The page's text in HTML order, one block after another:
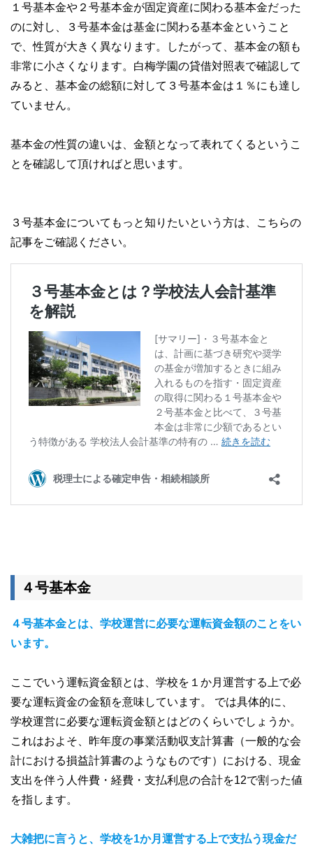
１号基本金や２号基本金が固定資産に関わる基本金だった
のに対し、３号基本金は基金に関わる基本金ということ
で、性質が大きく異なります。したがって、基本金の額も
非常に小さくなります。白梅学園の貸借対照表で確認して
みると、基本金の総額に対して３号基本金は１％にも達し
ていません。
基本金の性質の違いは、金額となって表れてくるというこ
とを確認して頂ければと思います。
３号基本金についてもっと知りたいという方は、こちらの
記事をご確認ください。
４号基本金
４号基本金とは、学校運営に必要な運転資金額のことをい
います。
ここでいう運転資金額とは、学校を１か月運営する上で必
要な運転資金の金額を意味しています。 では具体的に、
学校運営に必要な運転資金額とはどのくらいでしょうか。
これはおよそ、昨年度の事業活動収支計算書（一般的な会
計における損益計算書のようなものです）における、現金
支出を伴う人件費・経費・支払利息の合計を12で割った値
を指します。
大雑把に言うと、学校を1か月運営する上で支払う現金だ